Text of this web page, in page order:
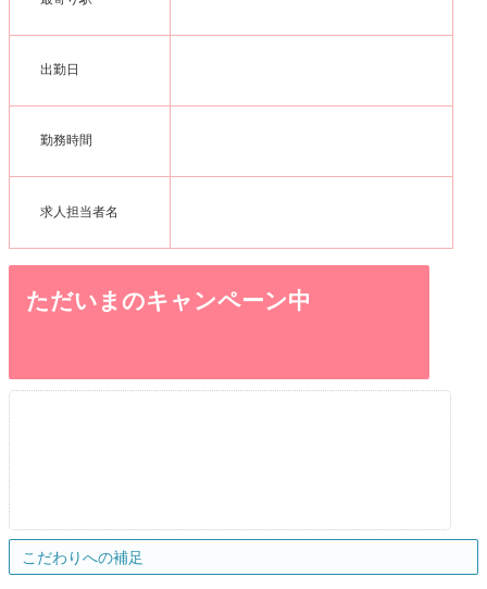
出勤日
勤務時間
求人担当者名
ただいまのキャンペーン中
こだわりへの補足